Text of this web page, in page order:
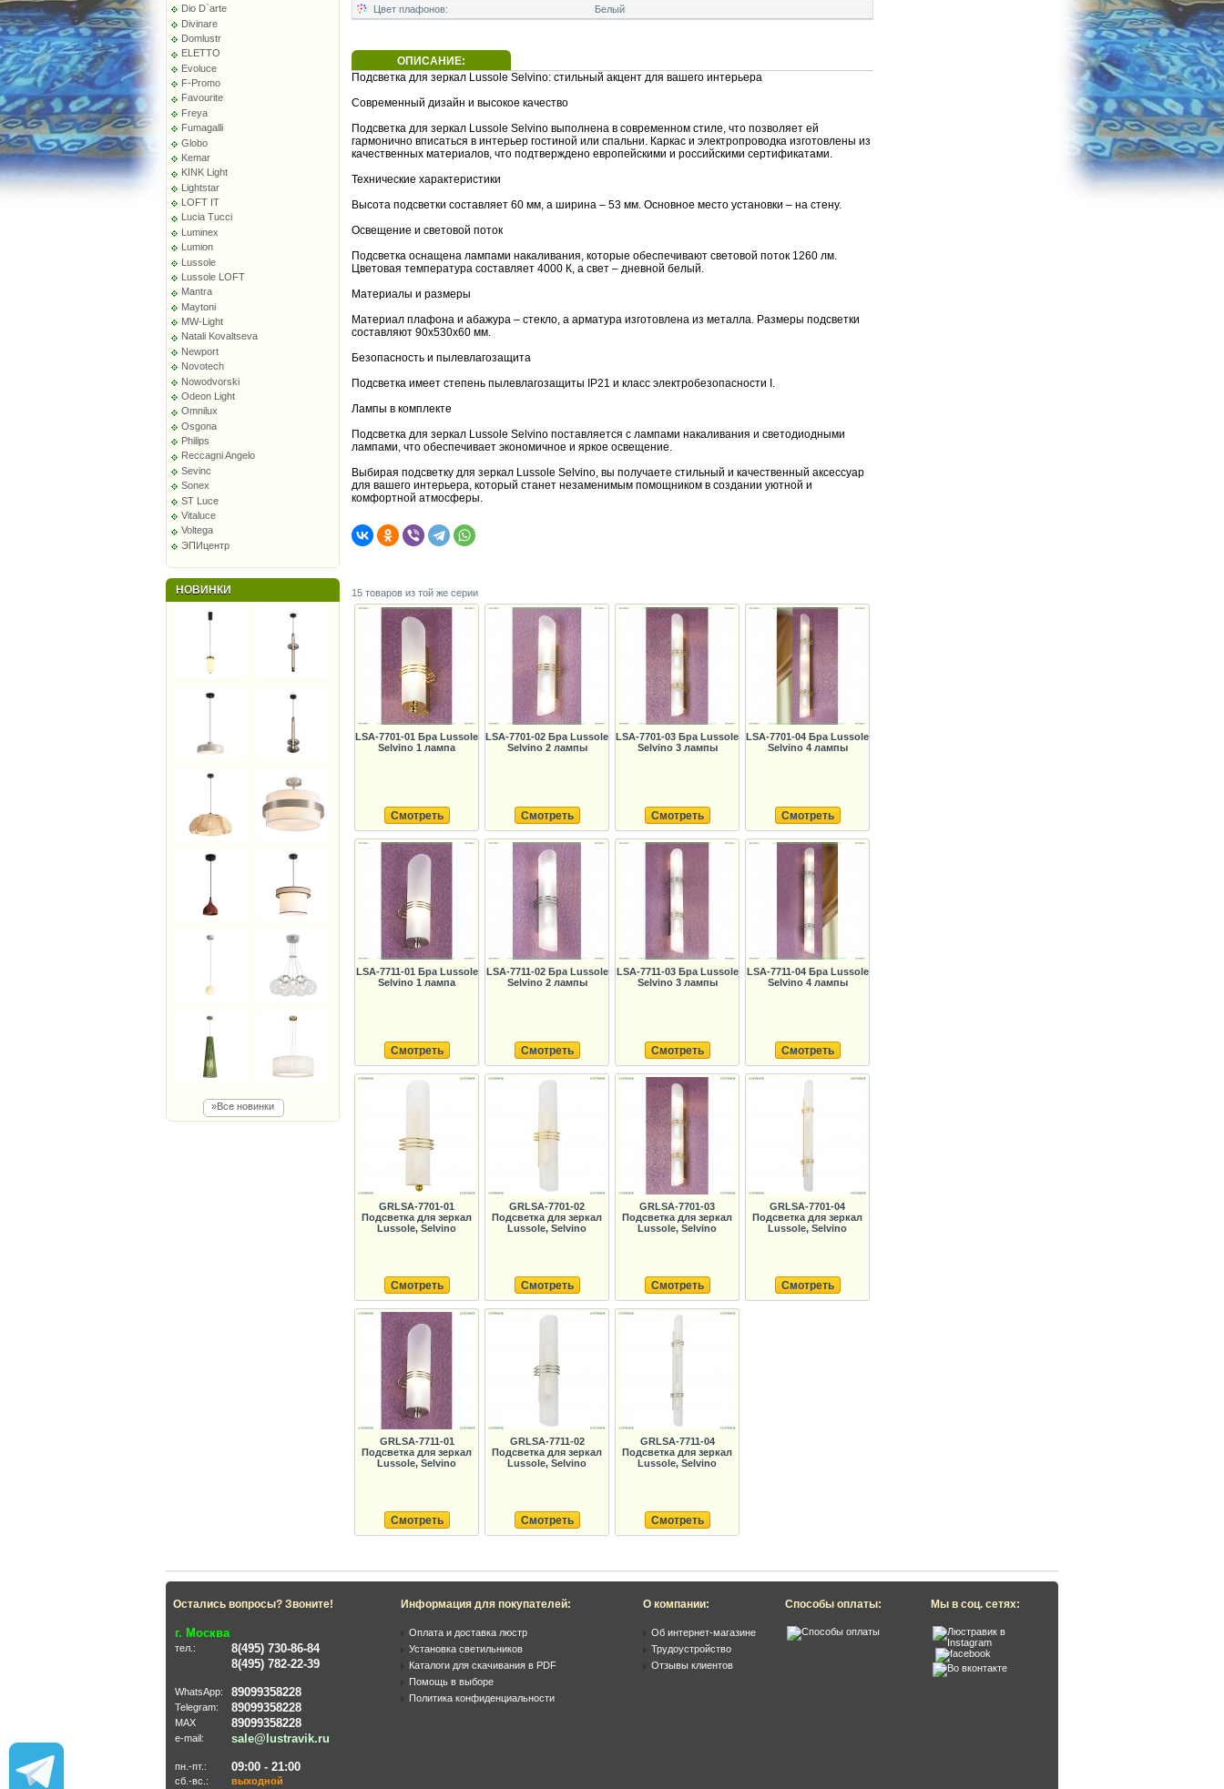
Dio D`arte
Divinare
Domlustr
ELETTO
Evoluce
F-Promo
Favourite
Freya
Fumagalli
Globo
Kemar
KINK Light
Lightstar
LOFT IT
Lucia Tucci
Luminex
Lumion
Lussole
Lussole LOFT
Mantra
Maytoni
MW-Light
Natali Kovaltseva
Newport
Novotech
Nowodvorski
Odeon Light
Omnilux
Osgona
Philips
Reccagni Angelo
Sevinc
Sonex
ST Luce
Vitaluce
Voltega
ЭПИцентр
НОВИНКИ
»Все новинки
Цвет плафонов:
Белый
ОПИСАНИЕ:
Подсветка для зеркал Lussole Selvino: стильный акцент для вашего интерьера
Современный дизайн и высокое качество
Подсветка для зеркал Lussole Selvino выполнена в современном стиле, что позволяет ей
гармонично вписаться в интерьер гостиной или спальни. Каркас и электропроводка изготовлены из
качественных материалов, что подтверждено европейскими и российскими сертификатами.
Технические характеристики
Высота подсветки составляет 60 мм, а ширина – 53 мм. Основное место установки – на стену.
Освещение и световой поток
Подсветка оснащена лампами накаливания, которые обеспечивают световой поток 1260 лм.
Цветовая температура составляет 4000 К, а свет – дневной белый.
Материалы и размеры
Материал плафона и абажура – стекло, а арматура изготовлена из металла. Размеры подсветки
составляют 90х530х60 мм.
Безопасность и пылевлагозащита
Подсветка имеет степень пылевлагозащиты IP21 и класс электробезопасности I.
Лампы в комплекте
Подсветка для зеркал Lussole Selvino поставляется с лампами накаливания и светодиодными
лампами, что обеспечивает экономичное и яркое освещение.
Выбирая подсветку для зеркал Lussole Selvino, вы получаете стильный и качественный аксессуар
для вашего интерьера, который станет незаменимым помощником в создании уютной и
комфортной атмосферы.
15 товаров из той же серии
LSA-7701-01 Бра Lussole
Selvino 1 лампа
Смотреть
LSA-7701-02 Бра Lussole
Selvino 2 лампы
Смотреть
LSA-7701-03 Бра Lussole
Selvino 3 лампы
Смотреть
LSA-7701-04 Бра Lussole
Selvino 4 лампы
Смотреть
LSA-7711-01 Бра Lussole
Selvino 1 лампа
Смотреть
LSA-7711-02 Бра Lussole
Selvino 2 лампы
Смотреть
LSA-7711-03 Бра Lussole
Selvino 3 лампы
Смотреть
LSA-7711-04 Бра Lussole
Selvino 4 лампы
Смотреть
GRLSA-7701-01
Подсветка для зеркал
Lussole, Selvino
Смотреть
GRLSA-7701-02
Подсветка для зеркал
Lussole, Selvino
Смотреть
GRLSA-7701-03
Подсветка для зеркал
Lussole, Selvino
Смотреть
GRLSA-7701-04
Подсветка для зеркал
Lussole, Selvino
Смотреть
GRLSA-7711-01
Подсветка для зеркал
Lussole, Selvino
Смотреть
GRLSA-7711-02
Подсветка для зеркал
Lussole, Selvino
Смотреть
GRLSA-7711-04
Подсветка для зеркал
Lussole, Selvino
Смотреть
Остались вопросы? Звоните!
г. Москва
тел.:
8(495) 730-86-84
8(495) 782-22-39
WhatsApp: 89099358228
Telegram: 89099358228
MAX 89099358228
e-mail: sale@lustravik.ru
пн.-пт.: 09:00 - 21:00
сб.-вс.:
выходной
Информация для покупателей:
Оплата и доставка люстр
Установка светильников
Каталоги для скачивания в PDF
Помощь в выборе
Политика конфиденциальности
О компании:
Об интернет-магазине
Трудоустройство
Отзывы клиентов
Способы оплаты: Мы в соц. сетях: